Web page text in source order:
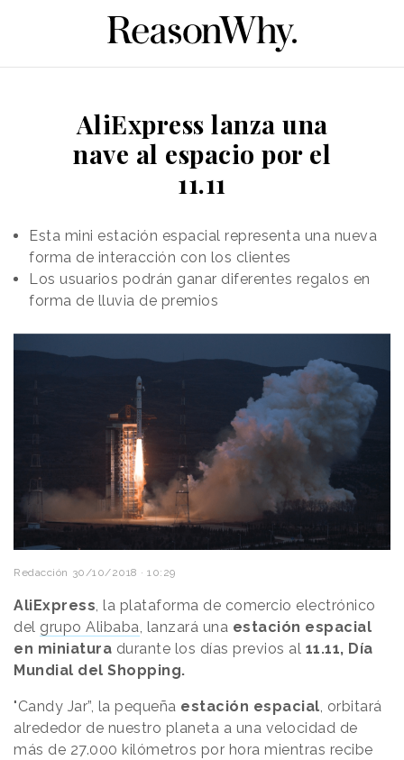
AliExpress lanza una
nave al espacio por el
11.11
Esta mini estación espacial representa una nueva
forma de interacción con los clientes
Los usuarios podrán ganar diferentes regalos en
forma de lluvia de premios
Redacción 30/10/2018 · 10:29
AliExpress, la plataforma de comercio electrónico
del grupo Alibaba, lanzará una estación espacial
en miniatura durante los días previos al 11.11, Día
Mundial del Shopping.
"Candy Jar”, la pequeña estación espacial, orbitará
alrededor de nuestro planeta a una velocidad de
más de 27.000 kilómetros por hora mientras recibe